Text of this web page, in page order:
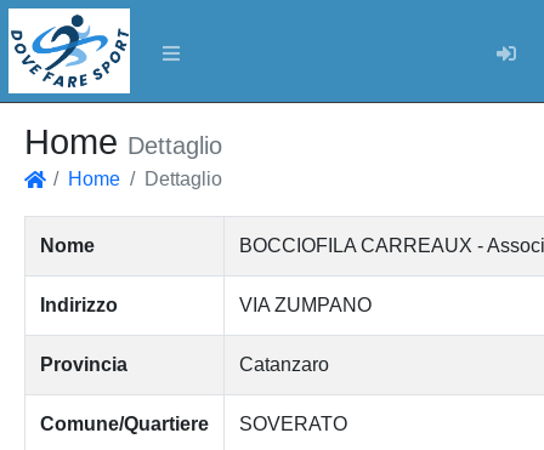
Home Dettaglio
Home Dettaglio
Nome BOCCIOFILA CARREAUX -
Indirizzo VIA ZUMPANO
Provincia Catanzaro
Comune/Quartiere SOVERATO